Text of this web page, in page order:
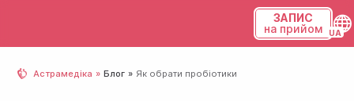
ЗАПИС
на прийом
Астрамедіка Блог Як обрати пробіотики